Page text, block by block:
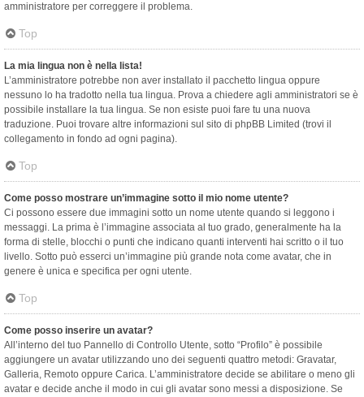
amministratore per correggere il problema.
Top
La mia lingua non è nella lista!
L’amministratore potrebbe non aver installato il pacchetto lingua oppure
nessuno lo ha tradotto nella tua lingua. Prova a chiedere agli amministratori se è
possibile installare la tua lingua. Se non esiste puoi fare tu una nuova
traduzione. Puoi trovare altre informazioni sul sito di phpBB Limited (trovi il
collegamento in fondo ad ogni pagina).
Top
Come posso mostrare un’immagine sotto il mio nome utente?
Ci possono essere due immagini sotto un nome utente quando si leggono i
messaggi. La prima è l’immagine associata al tuo grado, generalmente ha la
forma di stelle, blocchi o punti che indicano quanti interventi hai scritto o il tuo
livello. Sotto può esserci un’immagine più grande nota come avatar, che in
genere è unica e specifica per ogni utente.
Top
Come posso inserire un avatar?
All’interno del tuo Pannello di Controllo Utente, sotto “Profilo” è possibile
aggiungere un avatar utilizzando uno dei seguenti quattro metodi: Gravatar,
Galleria, Remoto oppure Carica. L’amministratore decide se abilitare o meno gli
avatar e decide anche il modo in cui gli avatar sono messi a disposizione. Se